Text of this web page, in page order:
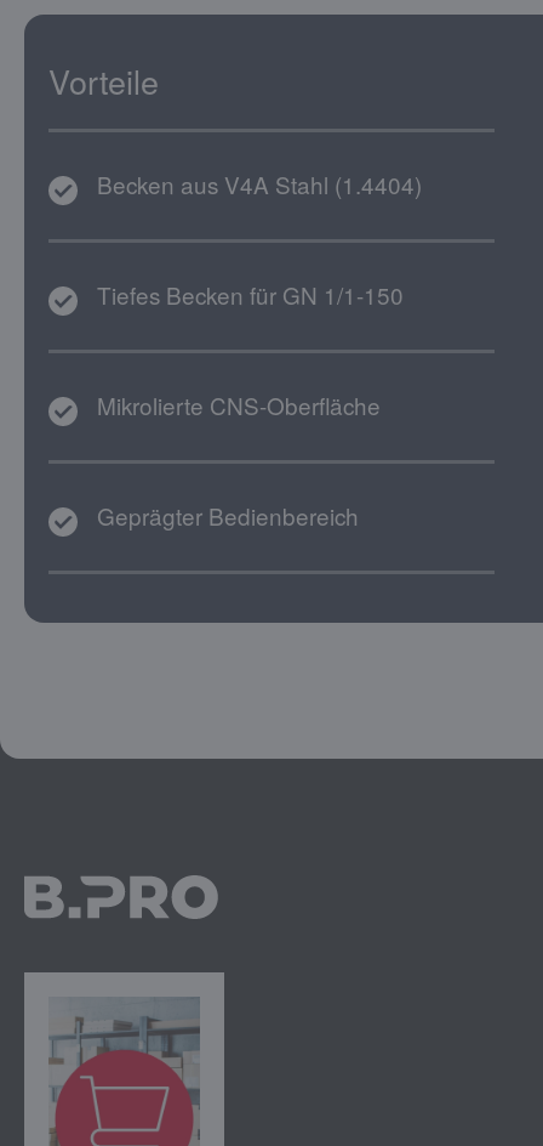
Vorteile
Becken aus V4A Stahl (1.4404)
Tiefes Becken für GN 1/1-150
Mikrolierte CNS-Oberfläche
Geprägter Bedienbereich